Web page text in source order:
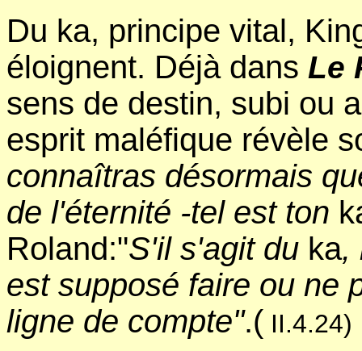
Du ka, principe vital,
éloignent. Déjà dans Le
sens de destin, subi ou
esprit maléfique révèle
connaîtras désormais
de l'éternité -tel est ton
Roland:"S'il s'agit du ka,
est supposé faire ou ne
ligne de compte".( II.4.24)